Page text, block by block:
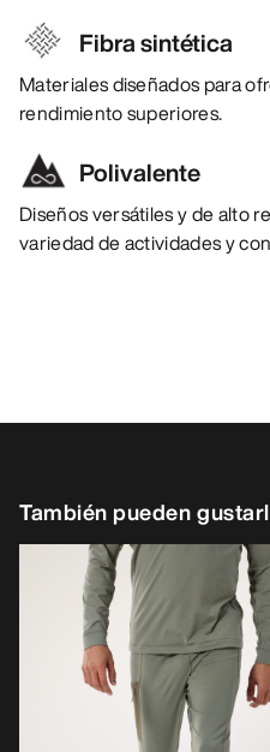
Fibra sintética
Materiales diseñados para
rendimiento superiores.
Polivalente
Diseños versátiles y de alto
variedad de actividades y
También pueden